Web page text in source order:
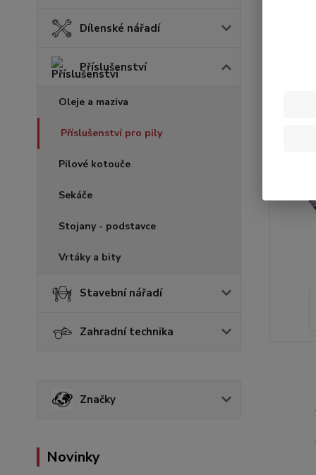
Dílenské nářadí
Příslušenství
Oleje a maziva
Příslušenství pro pily
Pilové kotouče
Sekáče
Stojany - podstavce
Vrtáky a bity
Stavební nářadí
Zahradní technika
Značky
Novinky